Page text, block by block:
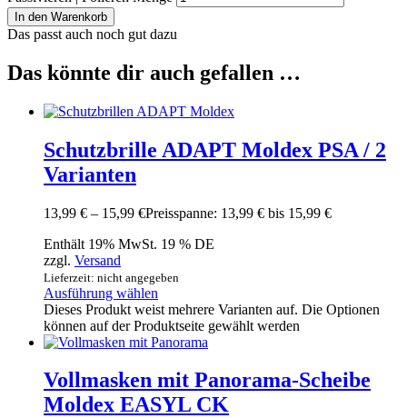
In den Warenkorb
Das passt auch noch gut dazu
Das könnte dir auch gefallen …
Schutzbrille ADAPT Moldex PSA / 2
Varianten
13,99 € – 15,99 €Preisspanne: 13,99 € bis 15,99 €
Enthält 19% MwSt. 19 % DE
zzgl. Versand
Lieferzeit: nicht angegeben
Ausführung wählen
Dieses Produkt weist mehrere Varianten auf. Die Optionen
können auf der Produktseite gewählt werden
Vollmasken mit Panorama-Scheibe
Moldex EASYL CK